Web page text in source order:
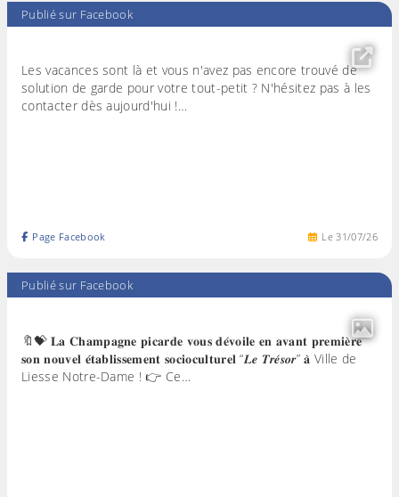
Publié sur Facebook
Les vacances sont là et vous n'avez pas encore trouvé de
solution de garde pour votre tout-petit ? N'hésitez pas à les
contacter dès aujourd'hui !…
Le31/07/26
Page Facebook
Publié sur Facebook
🔖💝 𝐋𝐚 𝐂𝐡𝐚𝐦𝐩𝐚𝐠𝐧𝐞 𝐩𝐢𝐜𝐚𝐫𝐝𝐞 𝐯𝐨𝐮𝐬 𝐝𝐞́𝐯𝐨𝐢𝐥𝐞 𝐞𝐧 𝐚𝐯𝐚𝐧𝐭 𝐩𝐫𝐞𝐦𝐢𝐞̀𝐫𝐞
𝐬𝐨𝐧 𝐧𝐨𝐮𝐯𝐞𝐥 𝐞́𝐭𝐚𝐛𝐥𝐢𝐬𝐬𝐞𝐦𝐞𝐧𝐭 𝐬𝐨𝐜𝐢𝐨𝐜𝐮𝐥𝐭𝐮𝐫𝐞𝐥 “𝑳𝒆 𝑻𝒓𝒆́𝒔𝒐𝒓” 𝐚̀ Ville de
Liesse Notre-Dame ! 👉 Ce…